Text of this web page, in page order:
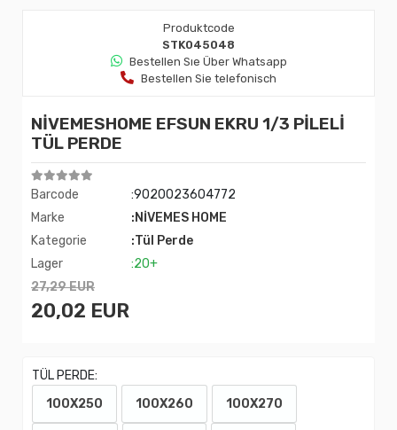
Produktcode
STK045048
Bestellen Sıe Über Whatsapp
Bestellen Sie telefonisch
NİVEMESHOME EFSUN EKRU 1/3 PİLELİ
TÜL PERDE
Barcode
:9020023604772
Marke
:NİVEMES HOME
Kategorie
:Tül Perde
Lager
:20+
27,29 EUR
20,02 EUR
TÜL PERDE:
100X250
100X260 100X270